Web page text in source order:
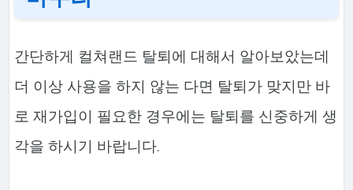
간단하게 컬쳐랜드 탈퇴에 대해서 알아보았는데
더 이상 사용을 하지 않는 다면 탈퇴가 맞지만 바
로 재가입이 필요한 경우에는 탈퇴를 신중하게 생
각을 하시기 바랍니다.